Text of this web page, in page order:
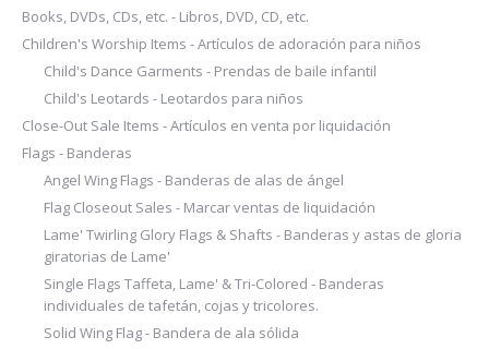
Books, DVDs, CDs, etc. - Libros, DVD, CD, etc.
Children's Worship Items - Artículos de adoración para niños
Child's Dance Garments - Prendas de baile infantil
Child's Leotards - Leotardos para niños
Close-Out Sale Items - Artículos en venta por liquidación
Flags - Banderas
Angel Wing Flags - Banderas de alas de ángel
Flag Closeout Sales - Marcar ventas de liquidación
Lame' Twirling Glory Flags & Shafts - Banderas y astas de gloria
giratorias de Lame'
Single Flags Taffeta, Lame' & Tri-Colored - Banderas
individuales de tafetán, cojas y tricolores.
Solid Wing Flag - Bandera de ala sólida